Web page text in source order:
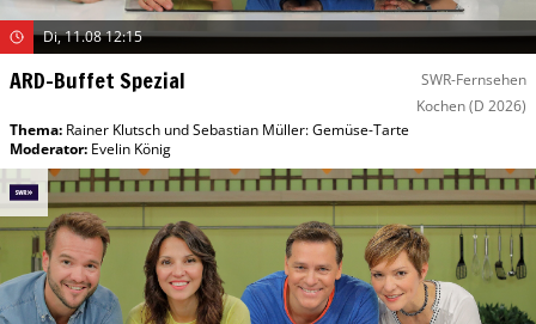
Di, 11.08 12:15
ARD-Buffet Spezial
SWR-Fernsehen
Kochen(D 2026)
Thema: Rainer Klutsch und Sebastian Müller: Gemüse-Tarte
Moderator: Evelin König